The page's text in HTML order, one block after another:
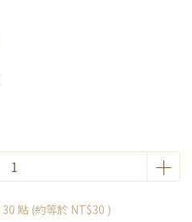
30 點 (約等於 NT$30 )